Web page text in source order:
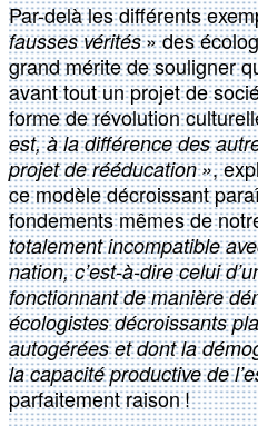
Par-delà les différents
fausses vérités» des
grand mérite de souligner
avant tout un projet de
forme de révolution
est, à la différence des
projet de rééducation »,
ce modèle décroissant
fondements mêmes de
totalement incompatible
nation, c’est-à-dire celui
fonctionnant de manière
écologistes décroissants
autogérées et dont la
la capacité productive de
parfaitement raison !